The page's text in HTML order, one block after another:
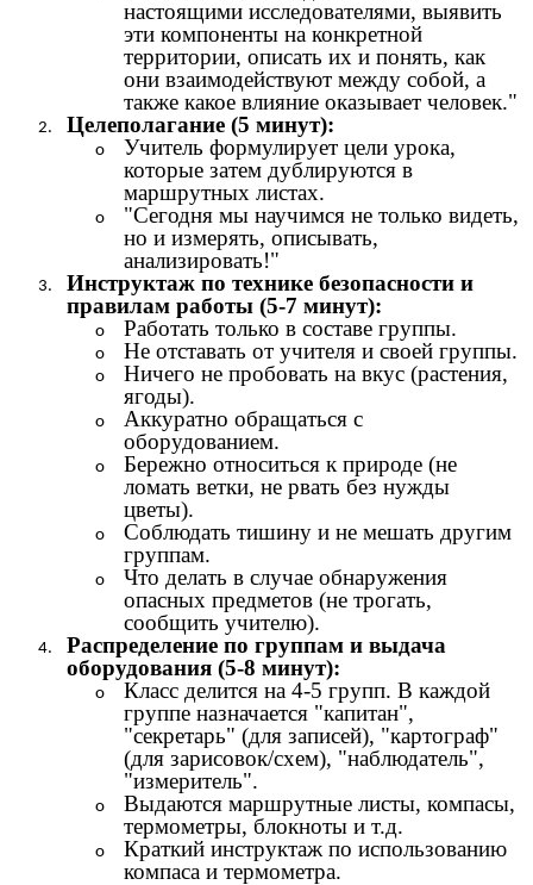
настоящими исследователями, выявить
эти компоненты на конкретной
территории, описать их и понять, как
они взаимодействуют между собой, а
также какое влияние оказывает человек."
Целеполагание (5 минут):
Учитель формулирует цели урока,
которые затем дублируются в
маршрутных листах.
"Сегодня мы научимся не только видеть,
но и измерять, описывать,
анализировать!"
Инструктаж по технике безопасности и
правилам работы (5-7 минут):
Работать только в составе группы.
Не отставать от учителя и своей группы.
Ничего не пробовать на вкус (растения,
ягоды).
Аккуратно обращаться с
оборудованием.
Бережно относиться к природе (не
ломать ветки, не рвать без нужды
цветы).
Соблюдать тишину и не мешать другим
группам.
Что делать в случае обнаружения
опасных предметов (не трогать,
сообщить учителю).
Распределение по группам и выдача
оборудования (5-8 минут):
Класс делится на 4-5 групп. В каждой
группе назначается "капитан",
"секретарь" (для записей), "картограф"
(для зарисовок/схем), "наблюдатель",
"измеритель".
Выдаются маршрутные листы, компасы,
термометры, блокноты и т.д.
Краткий инструктаж по использованию
компаса и термометра.